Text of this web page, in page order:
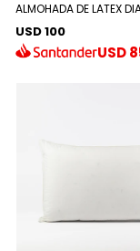
ALMOHADA DE LATEX
USD 100
USD